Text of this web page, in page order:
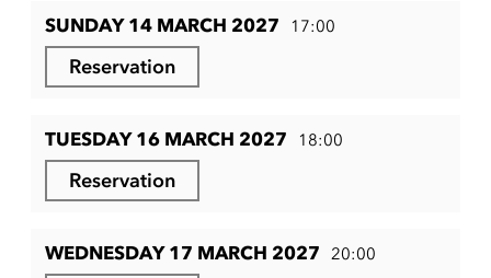
SUNDAY 14 MARCH 2027 17:00
Reservation
TUESDAY 16 MARCH 2027 18:00
Reservation
WEDNESDAY 17 MARCH 2027 20:00